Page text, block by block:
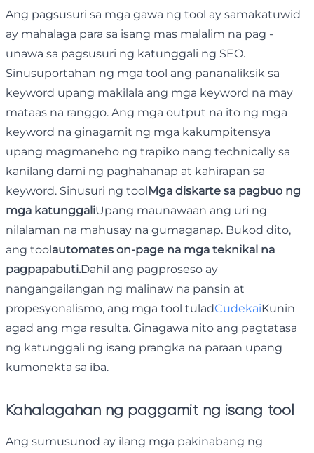
Ang pagsusuri sa mga gawa ng tool ay samakatuwid
ay mahalaga para sa isang mas malalim na pag -
unawa sa pagsusuri ng katunggali ng SEO.
Sinusuportahan ng mga tool ang pananaliksik sa
keyword upang makilala ang mga keyword na may
mataas na ranggo. Ang mga output na ito ng mga
keyword na ginagamit ng mga kakumpitensya
upang magmaneho ng trapiko nang technically sa
kanilang dami ng paghahanap at kahirapan sa
keyword. Sinusuri ng toolMga diskarte sa pagbuo ng
mga katunggaliUpang maunawaan ang uri ng
nilalaman na mahusay na gumaganap. Bukod dito,
ang toolautomates on-page na mga teknikal na
pagpapabuti.Dahil ang pagproseso ay
nangangailangan ng malinaw na pansin at
propesyonalismo, ang mga tool tuladCudekaiKunin
agad ang mga resulta. Ginagawa nito ang pagtatasa
ng katunggali ng isang prangka na paraan upang
kumonekta sa iba.
Kahalagahan ng paggamit ng isang tool
Ang sumusunod ay ilang mga pakinabang ng